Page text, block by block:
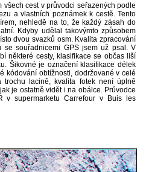
cest v průvodci seřazených podle
a vlastních poznámek k cestě. Tento
nehledě na to, že každý zásah do
Kdyby udělal takovýmto způsobem
dvou svazků osm. Kvalita zpracování
se souřadnicemi GPS jsem už psal. V
některé cesty, klasifikace se občas liší
Šikovné je označení klasifikace délek
kódování obtížnosti, dodržované v celé
trochu lacině, kvalita fotek není úplně
je ostatně vidět i na obálce. Průvodce
v supermarketu Carrefour v Buis les